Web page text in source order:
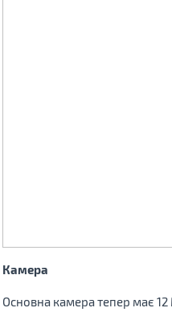
Камера
Основна камера тепер має